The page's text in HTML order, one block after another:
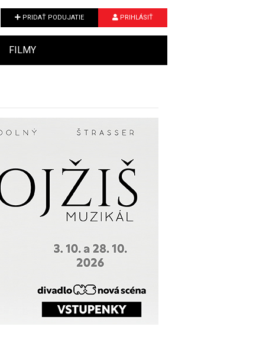
PRIDAŤ PODUJATIE PRIHLÁSIŤ
FILMY